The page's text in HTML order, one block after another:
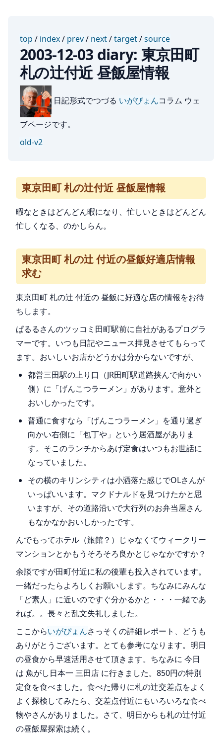
top / index/ prev/ next/target/source
2003-12-03 diary: 東京田町
札の辻付近 昼飯屋情報
日記形式でつづる いがぴょんコラム ウェ
ブページです。
old-v2
東京田町 札の辻付近 昼飯屋情報
暇なときはどんどん暇になり、忙しいときはどんどん
忙しくなる、のかしらん。
東京田町 札の辻 付近の昼飯好適店情報
求む
東京田町 札の辻 付近の 昼飯に好適な店の情報をお待
ちします。
ぱるるさんのツッコミ田町駅前に自社があるプログラ
マーです。いつも日記やニュース拝見させてもらって
ます。おいしいお店かどうかは分からないですが、
都営三田駅の上り口（JR田町駅道路挟んで向かい
側）に「げんこつラーメン」があります。意外と
おいしかったです。
普通に食すなら「げんこつラーメン」を通り過ぎ
向かい右側に「包丁や」という居酒屋がありま
す。そこのランチからあげ定食はいつもお世話に
なっていました。
その横のキリンシティは小洒落た感じでOLさんが
いっぱいいます。マクドナルドを見つけたかと思
いますが、その道路沿いで大行列のお弁当屋さん
もなかなかおいしかったです。
んでもってホテル（旅館？）じゃなくてウィークリー
マンションとかもうそろそろ良かとじゃなかですか？
余談ですが田町付近に私の後輩も投入されています。
一緒だったらよろしくお願いします。ちなみにみんな
「ど素人」に近いのですぐ分かるかと・・・一緒であ
れば。。長々と乱文失礼しました。
ここからいがぴょんさっそくの詳細レポート、どうも
ありがとうございます。とても参考になります。明日
の昼食から早速活用させて頂きます。ちなみに 今日
は 魚がし日本一 三田店 に行きました。850円の特別
定食を食べました。食べた帰りに札の辻交差点をよく
よく探検してみたら、交差点付近にもいろいろな食べ
物やさんがありました。さて、明日からも札の辻付近
の昼飯屋探索は続く。